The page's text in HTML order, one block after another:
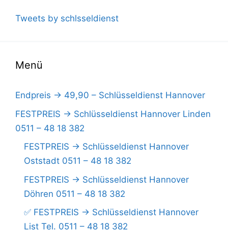
Tweets by schlsseldienst
Menü
Endpreis -> 49,90 – Schlüsseldienst Hannover
FESTPREIS -> Schlüsseldienst Hannover Linden
0511 – 48 18 382
FESTPREIS -> Schlüsseldienst Hannover
Oststadt 0511 – 48 18 382
FESTPREIS -> Schlüsseldienst Hannover
Döhren 0511 – 48 18 382
✅ FESTPREIS -> Schlüsseldienst Hannover
List Tel. 0511 – 48 18 382